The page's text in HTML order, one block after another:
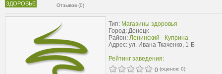
ЗДОРОВЬЕ Отзывов (0)
Тип: Магазины здоровья
Город: Донецк
Район: Ленинский - Куприна
Адрес: ул. Ивана Ткаченко, 1-Б
Рейтинг заведения:
0 (оценок: 0)